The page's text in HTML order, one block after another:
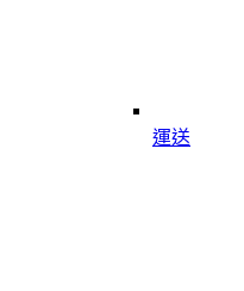
運送